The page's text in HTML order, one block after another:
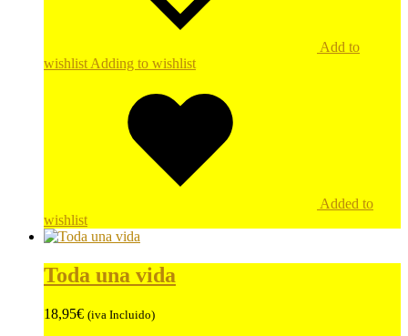
Add to
wishlist Adding to wishlist
Added to
wishlist
Toda una vida
18,95€ (iva Incluido)